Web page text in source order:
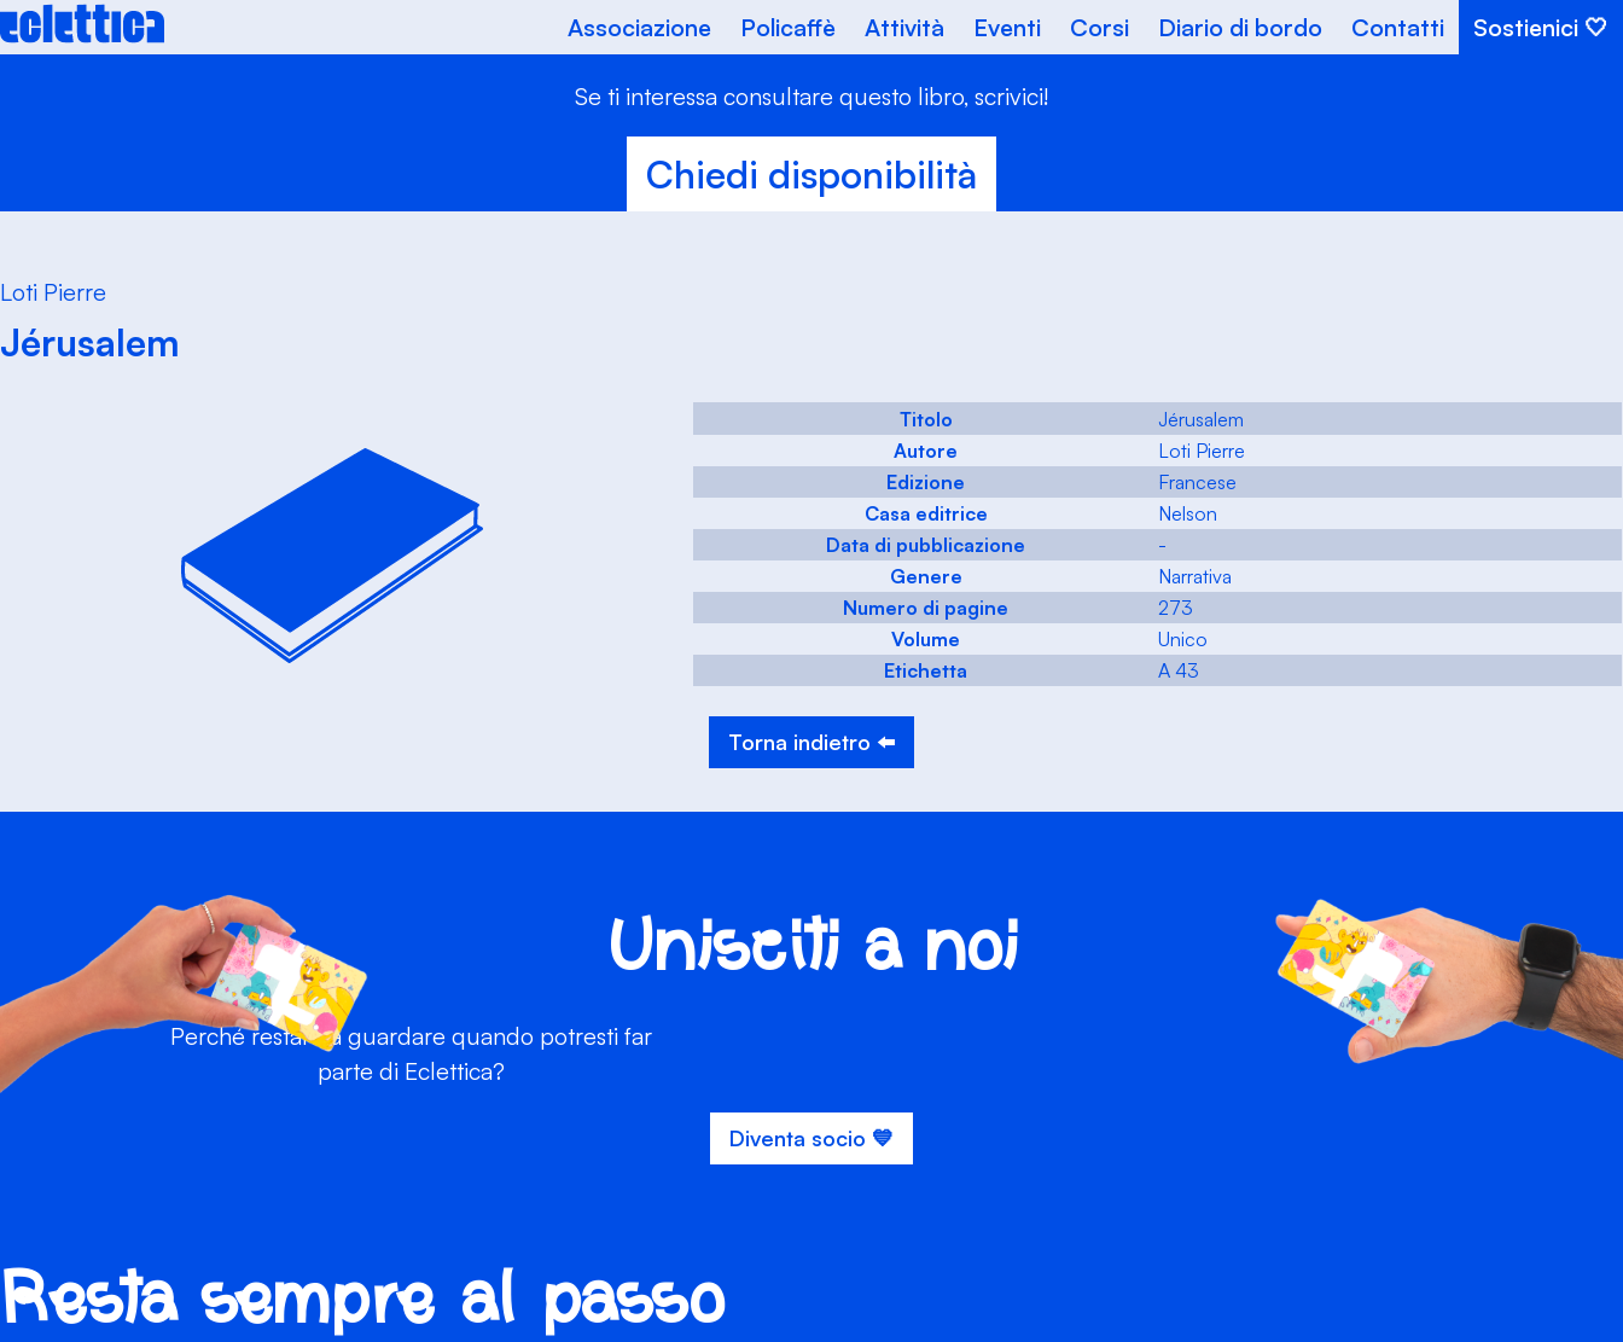
Skip
to
Associazione Policaffè Attività Eventi Corsi Diario di bordo Contatti Sostienici
Se ti interessa consultare questo libro, scrivici!
Chiedi disponibilità
Loti Pierre
Jérusalem
Titolo
Jérusalem
Autore
Loti Pierre
Edizione
Francese
Casa editrice
Nelson
Data di pubblicazione
-
Genere
Narrativa
Numero di pagine
273
Volume
Unico
Etichetta
A 43
Torna indietro ⬅️
Unisciti a noi
Perché restare a guardare quando potresti far
parte di Eclettica?
Diventa socio 💙
Resta sempre al passo